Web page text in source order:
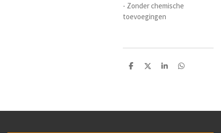
- Zonder chemische
toevoegingen
D
D
S
D